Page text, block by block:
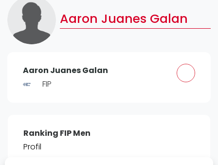
Verschiedenes
Veranstaltungen
Turniere
Playtomic
Frauen
FIP Männer
Aaron Juanes Galan
Aaron Juanes Galan
FIP
Ranking FIP Men
Profil